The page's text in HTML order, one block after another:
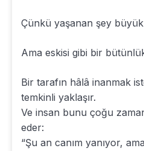
Çünkü yaşanan şey
Ama eskisi gibi bir
Bir tarafın hâlâ inanmak
temkinli yaklaşır.
Ve insan bunu çoğu
eder:
“Şu an canım yanıyor,